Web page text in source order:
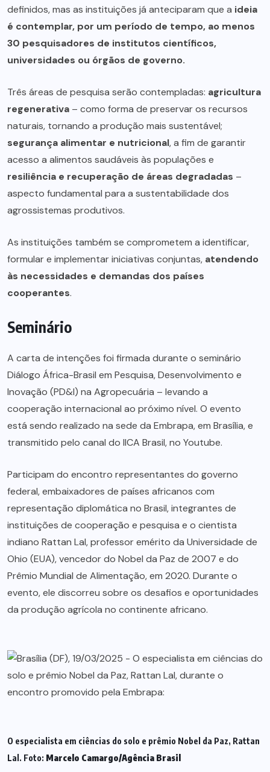
definidos, mas as instituições já anteciparam que a ideia
é contemplar, por um período de tempo, ao menos
30 pesquisadores de institutos científicos,
universidades ou órgãos de governo.
Três áreas de pesquisa serão contempladas: agricultura
regenerativa – como forma de preservar os recursos
naturais, tornando a produção mais sustentável;
segurança alimentar e nutricional, a fim de garantir
acesso a alimentos saudáveis às populações e
resiliência e recuperação de áreas degradadas –
aspecto fundamental para a sustentabilidade dos
agrossistemas produtivos.
As instituições também se comprometem a identificar,
formular e implementar iniciativas conjuntas, atendendo
às necessidades e demandas dos países
cooperantes.
Seminário
A carta de intenções foi firmada durante o seminário
Diálogo África-Brasil em Pesquisa, Desenvolvimento e
Inovação (PD&I) na Agropecuária – levando a
cooperação internacional ao próximo nível. O evento
está sendo realizado na sede da Embrapa, em Brasília, e
transmitido pelo canal do IICA Brasil, no Youtube.
Participam do encontro representantes do governo
federal, embaixadores de países africanos com
representação diplomática no Brasil, integrantes de
instituições de cooperação e pesquisa e o cientista
indiano Rattan Lal, professor emérito da Universidade de
Ohio (EUA), vencedor do Nobel da Paz de 2007 e do
Prêmio Mundial de Alimentação, em 2020. Durante o
evento, ele discorreu sobre os desafios e oportunidades
da produção agrícola no continente africano.
O especialista em ciências do solo e prêmio Nobel da Paz, Rattan
Lal. Foto: Marcelo Camargo/Agência Brasil